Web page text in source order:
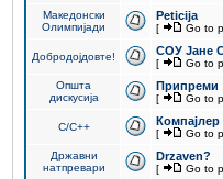
Македонски
Олимпијади
Peticija
[ Go to
Добродојдовте! СОУ Јане
[ Go to
Општа
дискусија
Припреми
[ Go to
C/C++ Компајлер
[ Go to
Државни
натпревари
Drzaven?
[ Go to